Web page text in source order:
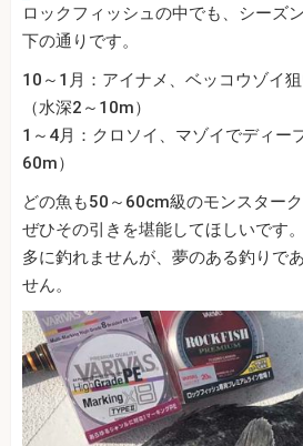
ロックフィッシュの中でも、シーズ
下の通りです。
10～1月：アイナメ、ベッコウゾイ
（水深2～10m）
1～4月：クロソイ、マゾイでディー
60m）
どの魚も50～60cm級のモンスターク
ぜひその引きを堪能してほしいです
多に釣れませんが、夢のある釣りで
せん。